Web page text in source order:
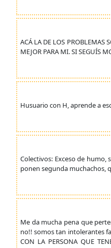
ACÁ LA DE LOS PROBLEMAS
MEJOR PARA MI. SI SEGUÍS
Husuario con H, aprende a
Colectivos: Exceso de humo,
ponen segunda muchachos,
Me da mucha pena que
no!! somos tan intolerantes
CON LA PERSONA QUE